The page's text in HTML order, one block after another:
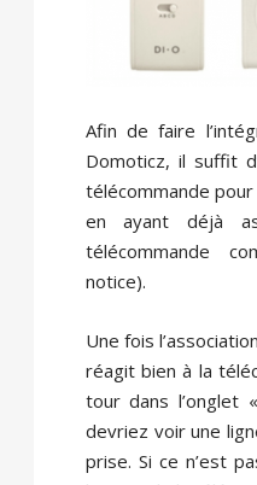
Afin de faire
Domoticz, il suffit
télécommande
en ayant déjà
télécommande
notice).
Une fois
réagit bien à la
tour dans l’onglet «
devriez voir une
prise. Si ce n’est